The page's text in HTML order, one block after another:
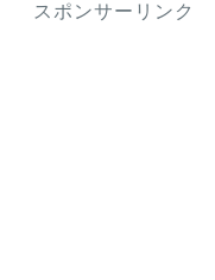
スポンサーリンク